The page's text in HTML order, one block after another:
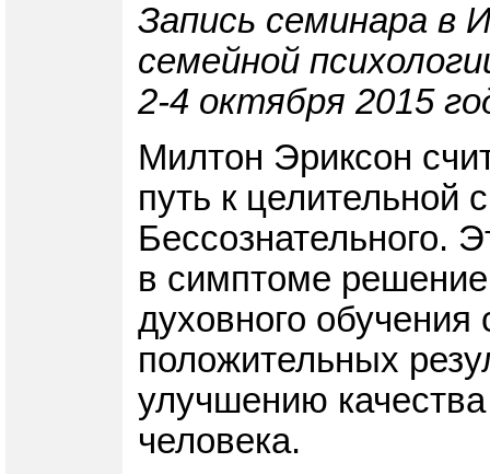
Запись семинара в
семейной
2-4 октября 2015
Милтон Эриксон
путь к целительной
Бессознательного.
в симптоме решение
духовного
положительных
улучшению
человека.